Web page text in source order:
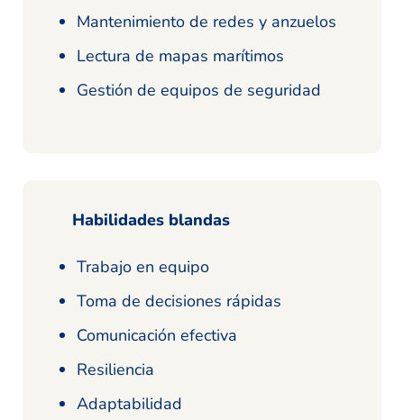
Mantenimiento de redes y anzuelos
Lectura de mapas marítimos
Gestión de equipos de seguridad
Habilidades blandas
Trabajo en equipo
Toma de decisiones rápidas
Comunicación efectiva
Resiliencia
Adaptabilidad